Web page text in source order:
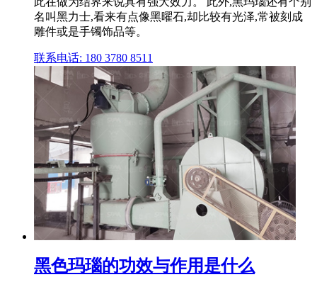
名叫黑力士,看来有点像黑曜石,却比较有光泽,常被刻成
雕件或是手镯饰品等。
联系电话: 180 3780 8511
黑色玛瑙的功效与作用是什么